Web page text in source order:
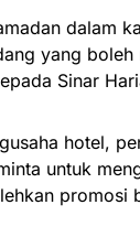
dalam
yang
Sinar
hotel,
untuk
promosi